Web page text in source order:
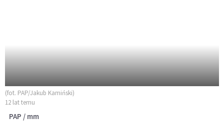
(fot. PAP/Jakub Kamiński)
12 lat temu
PAP / mm